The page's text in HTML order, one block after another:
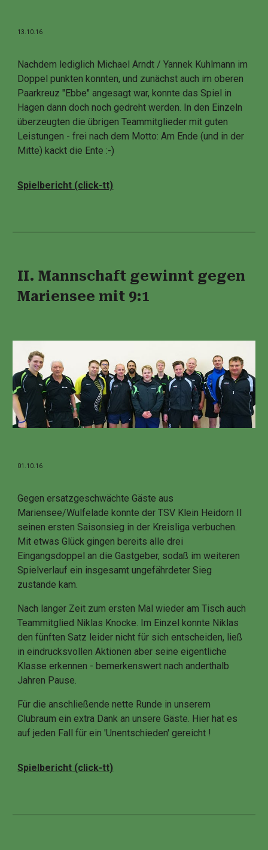
13.10.16
Nachdem lediglich Michael Arndt / Yannek Kuhlmann im
Doppel punkten konnten, und zunächst auch im oberen
Paarkreuz "Ebbe" angesagt war, konnte das Spiel in
Hagen dann doch noch gedreht werden. In den Einzeln
überzeugten die übrigen Teammitglieder mit guten
Leistungen - frei nach dem Motto: Am Ende (und in der
Mitte) kackt die Ente :-)
Spielbericht (click-tt)
II. Mannschaft gewinnt gegen
Mariensee mit 9:1
01.10.16
Gegen ersatzgeschwächte Gäste aus
Mariensee/Wulfelade konnte der TSV Klein Heidorn II
seinen ersten Saisonsieg in der Kreisliga verbuchen.
Mit etwas Glück gingen bereits alle drei
Eingangsdoppel an die Gastgeber, sodaß im weiteren
Spielverlauf ein insgesamt ungefährdeter Sieg
zustande kam.
Nach langer Zeit zum ersten Mal wieder am Tisch auch
Teammitglied Niklas Knocke. Im Einzel konnte Niklas
den fünften Satz leider nicht für sich entscheiden, ließ
in eindrucksvollen Aktionen aber seine eigentliche
Klasse erkennen - bemerkenswert nach anderthalb
Jahren Pause.
Für die anschließende nette Runde in unserem
Clubraum ein extra Dank an unsere Gäste. Hier hat es
auf jeden Fall für ein 'Unentschieden' gereicht !
Spielbericht (click-tt)